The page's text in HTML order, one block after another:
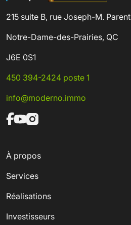
215 suite B, rue Joseph-M. Parent
Notre-Dame-des-Prairies, QC
J6E 0S1
450 394-2424 poste 1
info@moderno.immo
À propos
Services
Réalisations
Investisseurs